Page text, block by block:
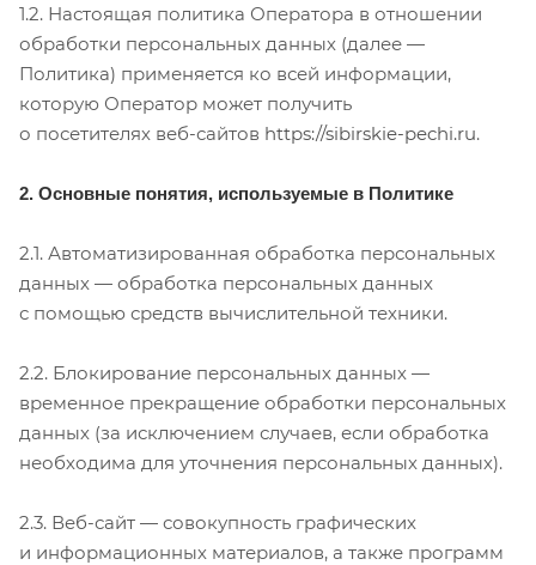
1.2. Настоящая политика Оператора в отношении
обработки персональных данных (далее —
Политика) применяется ко всей информации,
которую Оператор может получить
о посетителях веб-сайтов https://sibirskie-pechi.ru.
2. Основные понятия, используемые в Политике
2.1. Автоматизированная обработка персональных
данных — обработка персональных данных
с помощью средств вычислительной техники.
2.2. Блокирование персональных данных —
временное прекращение обработки персональных
данных (за исключением случаев, если обработка
необходима для уточнения персональных данных).
2.3. Веб-сайт — совокупность графических
и информационных материалов, а также программ